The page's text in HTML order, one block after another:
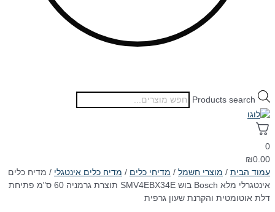
Products search
0
₪0.00
עמוד הבית / מוצרי חשמל / מדיחי כלים / מדיח כלים אינטגלי / מדיח כלים
אינטגרלי מלא Bosch בוש SMV4EBX34E תוצרת גרמניה 60 ס"מ פתיחת
דלת אוטומטית והקרנת שעון גרפית